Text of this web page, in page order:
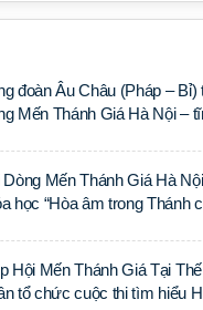
đoàn Âu Châu (Pháp – Bỉ)
Mến Thánh Giá Hà Nội –
Dòng Mến Thánh Giá Hà
học “Hòa âm trong Thánh
Hội Mến Thánh Giá Tại
tổ chức cuộc thi tìm hiểu